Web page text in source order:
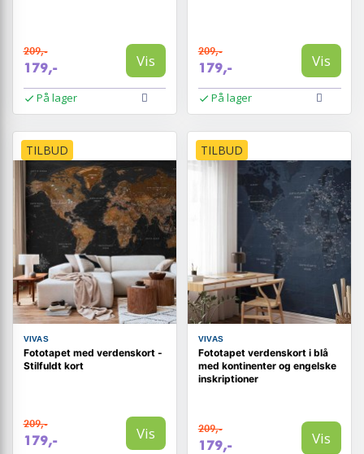
209,-
179,- Vis
På lager
209,-
179,- Vis
På lager
TILBUD
VIVAS
Fototapet med verdenskort -
Stilfuldt kort
209,-
179,- Vis
TILBUD
VIVAS
Fototapet verdenskort i blå
med kontinenter og engelske
inskriptioner
209,-
179,- Vis